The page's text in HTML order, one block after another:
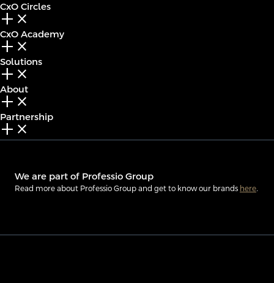
CxO Circles
add_2 close
CxO Academy
add_2 close
Solutions
add_2 close
About
add_2 close
Partnership
add_2 close
We are part of Professio Group
Read more about Professio Group and get to know our brands here.